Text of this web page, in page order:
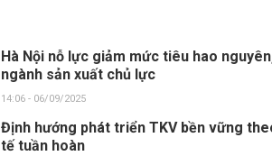
Hà Nội nỗ lực giảm mức tiêu hao
ngành sản xuất chủ lực
14:06 - 06/09/2025
Định hướng phát triển TKV bền vững
tế tuần hoàn